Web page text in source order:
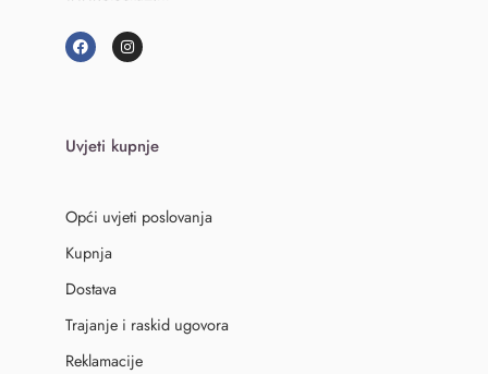
Uvjeti kupnje
Opći uvjeti poslovanja
Kupnja
Dostava
Trajanje i raskid ugovora
Reklamacije